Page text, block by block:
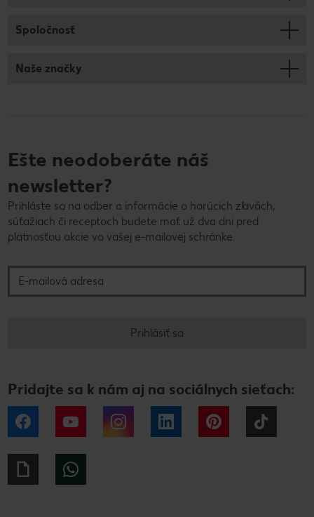
Spoločnosť
Naše značky
Ešte neodoberáte náš
newsletter?
Prihláste sa na odber a informácie o horúcich zľavách,
súťažiach či receptoch budete mať už dva dni pred
platnosťou akcie vo vašej e-mailovej schránke.
Prihlásiť sa
Pridajte sa k nám aj na sociálnych sieťach:
Facebook YouTube Instagram LinkedIn Pinterest
Giphy